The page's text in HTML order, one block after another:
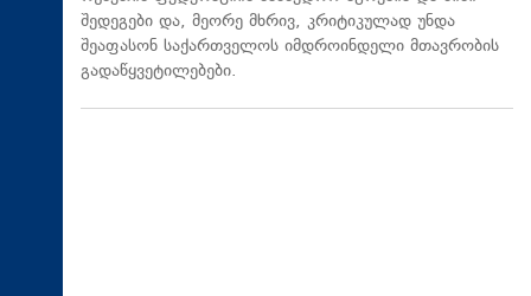
შედეგები და, მეორე მხრივ, კრიტიკულად უნდა
შეაფასონ საქართველოს იმდროინდელი მთავრობის
გადაწყვეტილებები.